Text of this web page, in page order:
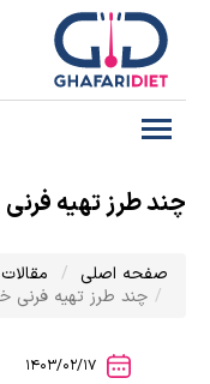
چند طرز تهیه
صفحه اصلی مقالات
چند طرز تهیه فرنی
1403/02/17